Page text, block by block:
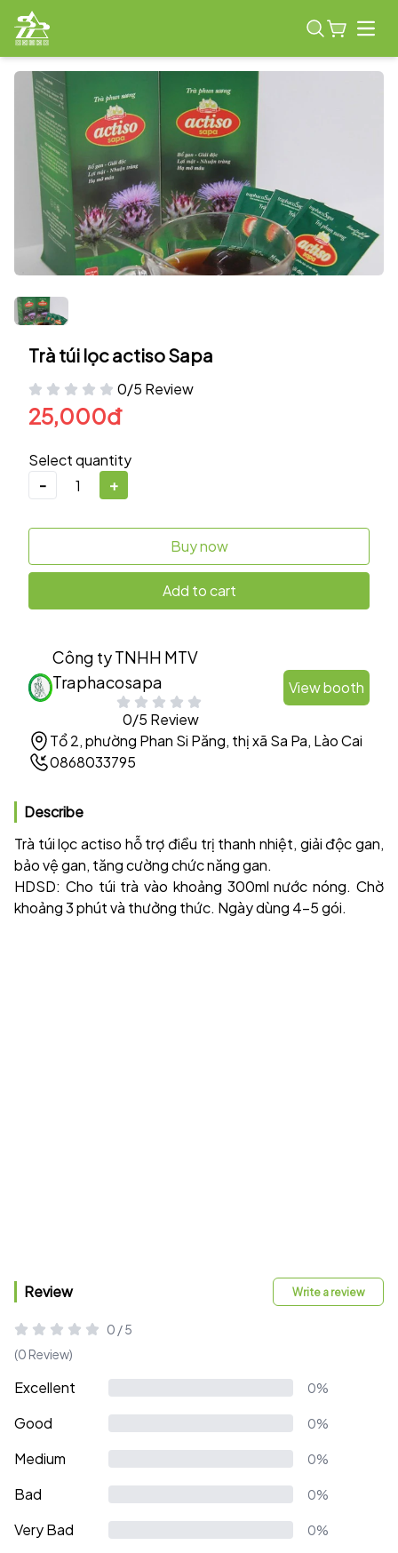
Trà túi lọc actiso Sapa
0/5 Review
25,000đ
Select quantity
-
+
Buy now
Add to cart
Công ty TNHH MTV
Traphacosapa
0/5 Review
View booth
Tổ 2, phường Phan Si Păng, thị xã Sa Pa, Lào Cai
0868033795
Describe
Trà túi lọc actiso hỗ trợ điều trị thanh nhiệt, giải độc gan,
bảo vệ gan, tăng cường chức năng gan.
HDSD: Cho túi trà vào khoảng 300ml nước nóng. Chờ
khoảng 3 phút và thưởng thức. Ngày dùng 4-5 gói.
Review Write a review
0 / 5
(0 Review)
Excellent 0%
Good 0%
Medium 0%
Bad 0%
Very Bad 0%